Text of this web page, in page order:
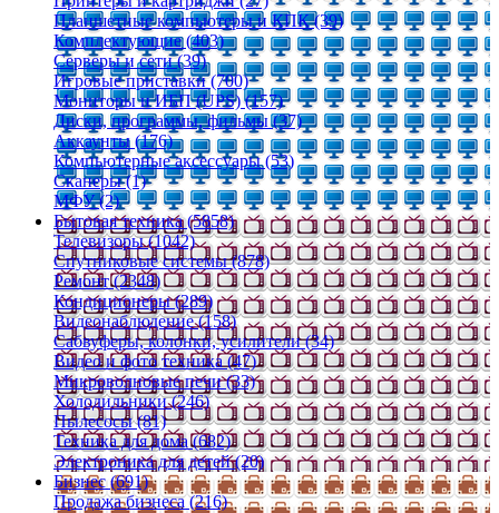
Планшетные компьютеры и КПК (39)
Комплектующие (403)
Серверы и сети (39)
Игровые приставки (700)
Мониторы и ИБП (UPS) (157)
Диски, программы, фильмы (37)
Аккаунты (176)
Компьютерные аксессуары (53)
Сканеры (1)
МФУ (2)
Бытовая техника (5858)
Телевизоры (1042)
Спутниковые системы (878)
Ремонт (2348)
Кондиционеры (289)
Видеонаблюдение (158)
Сабвуферы, колонки, усилители (34)
Видео и фото техника (47)
Микроволновые печи (33)
Холодильники (246)
Пылесосы (81)
Техника для дома (682)
Электроника для детей (20)
Бизнес (691)
Продажа бизнеса (216)